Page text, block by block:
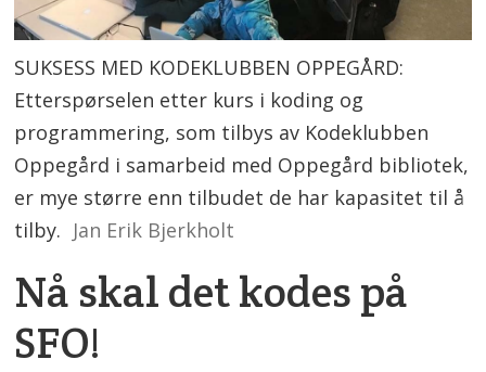
SUKSESS MED KODEKLUBBEN OPPEGÅRD:
Etterspørselen etter kurs i koding og
programmering, som tilbys av Kodeklubben
Oppegård i samarbeid med Oppegård bibliotek,
er mye større enn tilbudet de har kapasitet til å
tilby. Jan Erik Bjerkholt
Nå skal det kodes på
SFO!